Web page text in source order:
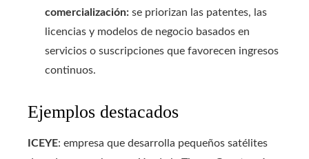
comercialización: se priorizan las patentes, las
licencias y modelos de negocio basados en
servicios o suscripciones que favorecen ingresos
continuos.
Ejemplos destacados
ICEYE: empresa que desarrolla pequeños satélites